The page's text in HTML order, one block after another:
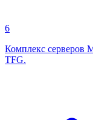
6
Комплекс серверов
TFG.